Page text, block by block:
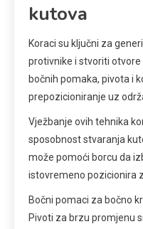
kutova
Koraci su ključni za
protivnike i stvoriti
bočnih pomaka, pivota i
prepozicioniranje uz
Vježbanje ovih tehnika
sposobnost stvaranja
može pomoći borcu da
istovremeno pozicionira
Bočni pomaci za bočno
Pivoti za brzu promjenu